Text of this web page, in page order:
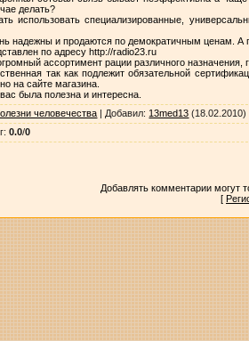
делать?
использовать специализированные,
надежны и продаются по демократичным ценам. А
по адресу http://radio23.ru
ассортимент рации различного назначения,
так как подлежит обязательной
на сайте магазина.
была полезна и интересна.
человечества | Добавил: 13med13 (18.02.2010)
:0.0/0
Добавлять комментарии могут
[